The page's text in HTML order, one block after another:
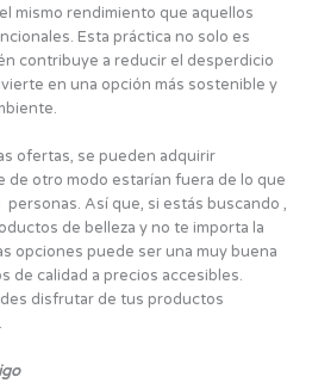
mismo rendimiento que aquellos
Esta práctica no solo es
contribuye a reducir el desperdicio
en una opción más sostenible y
ofertas, se pueden adquirir
de otro modo estarían fuera de lo que
Así que, si estás buscando ,
de belleza y no te importa la
opciones puede ser una muy buena
de calidad a precios accesibles.
disfrutar de tus productos